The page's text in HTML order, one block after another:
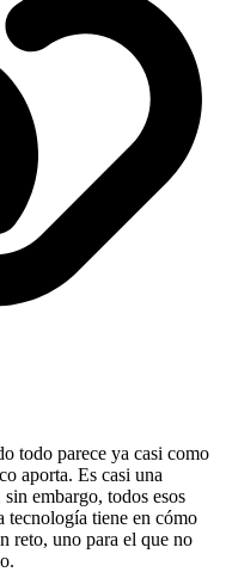
todo parece ya casi como
aporta. Es casi una
embargo, todos esos
tecnología tiene en cómo
reto, uno para el que no